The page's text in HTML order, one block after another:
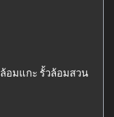
อมแกะ รั้วล้อมสวน